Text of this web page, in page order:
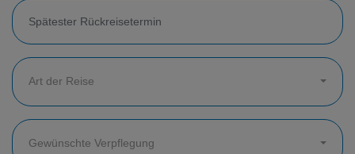
Art der Reise
Gewünschte Verpflegung